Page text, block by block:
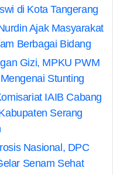
di Kota Tangerang
Ajak Masyarakat
Berbagai Bidang
Gizi, MPKU PWM
Stunting
IAIB Cabang
Serang
Nasional, DPC
Senam Sehat